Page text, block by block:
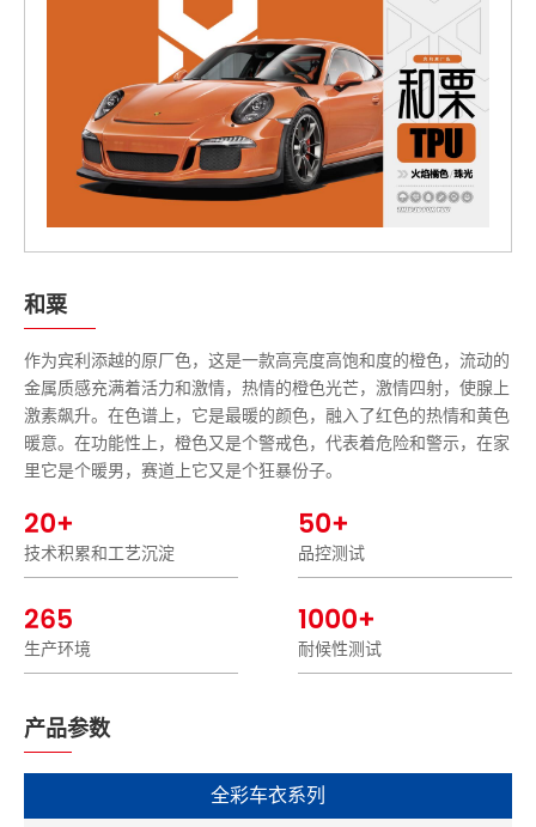
和粟
作为宾利添越的原厂色，这是一款高亮度高饱和度的橙色，流动的
金属质感充满着活力和激情，热情的橙色光芒，激情四射，使腺上
激素飙升。在色谱上，它是最暖的颜色，融入了红色的热情和黄色
暖意。在功能性上，橙色又是个警戒色，代表着危险和警示，在家
里它是个暖男，赛道上它又是个狂暴份子。
20+
技术积累和工艺沉淀
50+
品控测试
265
生产环境
1000+
耐候性测试
产品参数
全彩车衣系列